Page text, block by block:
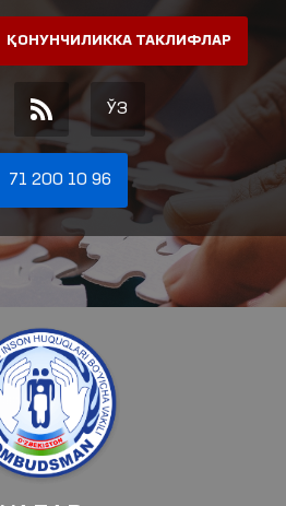
ҚОНУНЧИЛИККА ТАКЛИФЛАР
ЎЗ
71 200 10 96